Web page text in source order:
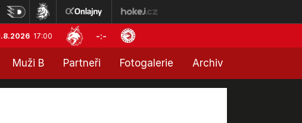
17:00 -:-
Muži B Partneři Fotogalerie Archiv